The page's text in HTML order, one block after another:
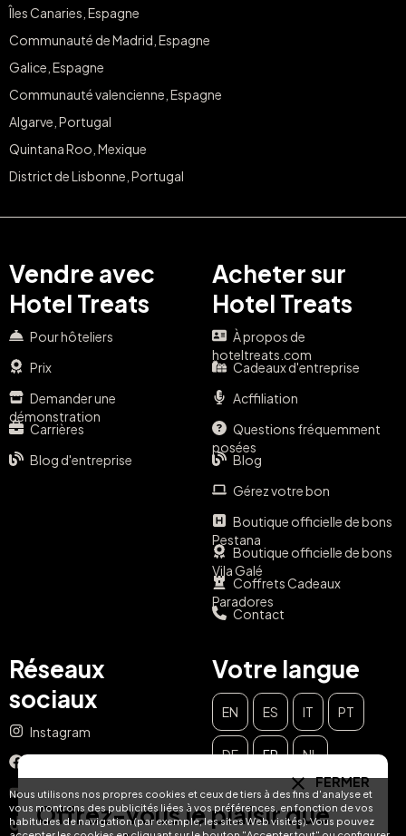
Nous utilisons nos propres cookies et ceux de tiers à des fins d'analyse et
vous montrons des publicités liées à vos préférences, en fonction de vos
habitudes de navigation (par exemple, les sites Web visités). Vous pouvez
Îles Canaries, Espagne
Communauté de Madrid, Espagne
Galice, Espagne
Communauté valencienne, Espagne
Algarve, Portugal
Quintana Roo, Mexique
District de Lisbonne, Portugal
Vendre avec
Hotel Treats
Pour hôteliers
Prix
Demander une
démonstration
Carrières
Blog d'entreprise
Acheter sur
Hotel Treats
À propos de
hoteltreats.com
Cadeaux d'entreprise
Acffiliation
Questions fréquemment
posées
Blog
Gérez votre bon
Boutique officielle de bons
Pestana
Boutique officielle de bons
Vila Galé
Coffrets Cadeaux
Paradores
Contact
Réseaux
sociaux
Instagram
YouTube
TikTok
Votre langue
EN ES IT PT
DE FR
NL
FERMER
Offrez-vous le plaisir que